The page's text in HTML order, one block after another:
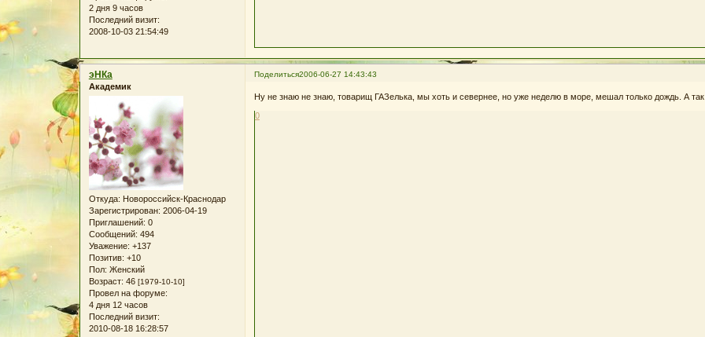
2 дня 9 часов
Последний визит:
2008-10-03 21:54:49
Поделиться2006-06-27 14:43:43
эНКа
Академик
Откуда: Новороссийск-Краснодар
Зарегистрирован: 2006-04-19
Приглашений: 0
Сообщений: 494
Уважение: +137
Позитив: +10
Пол: Женский
Возраст: 46 [1979-10-10]
Провел на форуме:
4 дня 12 часов
Последний визит:
2010-08-18 16:28:57
Ну не знаю не знаю, товарищ ГАЗелька, мы хоть и севернее, но уже неделю в море, мешал только дождь. А
0